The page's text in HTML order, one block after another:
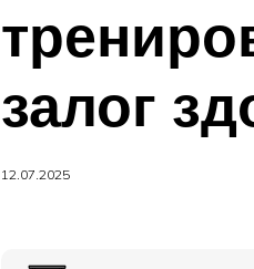
залог
12.07.2025